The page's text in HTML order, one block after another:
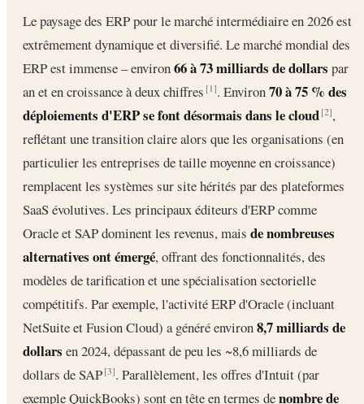
Le paysage des ERP pour le marché intermédiaire en 2026 est
extrêmement dynamique et diversifié. Le marché mondial des
ERP est immense – environ66 à 73 milliards de dollars par
an et en croissance à deux chiffres[1]. Environ70 à 75 % des
déploiements d'ERP se font désormais dans le cloud [2],
reflétant une transition claire alors que les organisations (en
particulier les entreprises de taille moyenne en croissance)
remplacent les systèmes sur site hérités par des plateformes
SaaS évolutives. Les principaux éditeurs d'ERP comme
Oracle et SAP dominent les revenus, mais de nombreuses
alternatives ont émergé, offrant des fonctionnalités, des
modèles de tarification et une spécialisation sectorielle
compétitifs. Par exemple, l'activité ERP d'Oracle (incluant
NetSuite et Fusion Cloud) a généré environ8,7 milliards de
dollars en 2024, dépassant de peu les ~8,6 milliards de
dollars de SAP[3]. Parallèlement, les offres d'Intuit (par
exemple QuickBooks) sont en tête en termes denombre de